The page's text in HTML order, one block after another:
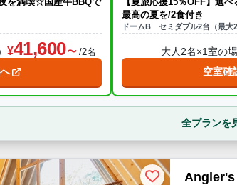
41,600 /2名
最高の夏を/2食付き
ドームB セミダブル2台（最大2
大人2名×1室の
空室確
全プランを
Angler's